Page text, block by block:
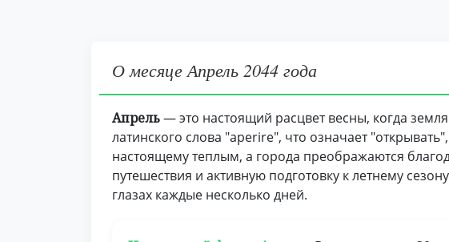
О месяце Апрель 2044 года
Апрель— это настоящий расцвет весны, когда
латинского слова "aperire", что означает
настоящему теплым, а города преображаются
путешествия и активную подготовку к летнему
глазах каждые несколько дней.